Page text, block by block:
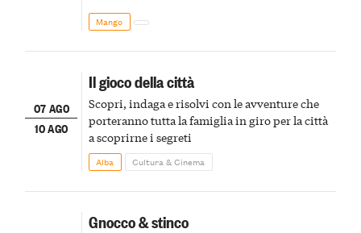
Mango
07 AGO
10 AGO
Il gioco della città
Scopri, indaga e risolvi con le avventure che
porteranno tutta la famiglia in giro per la città
a scoprirne i segreti
Alba Cultura & Cinema
Gnocco & stinco